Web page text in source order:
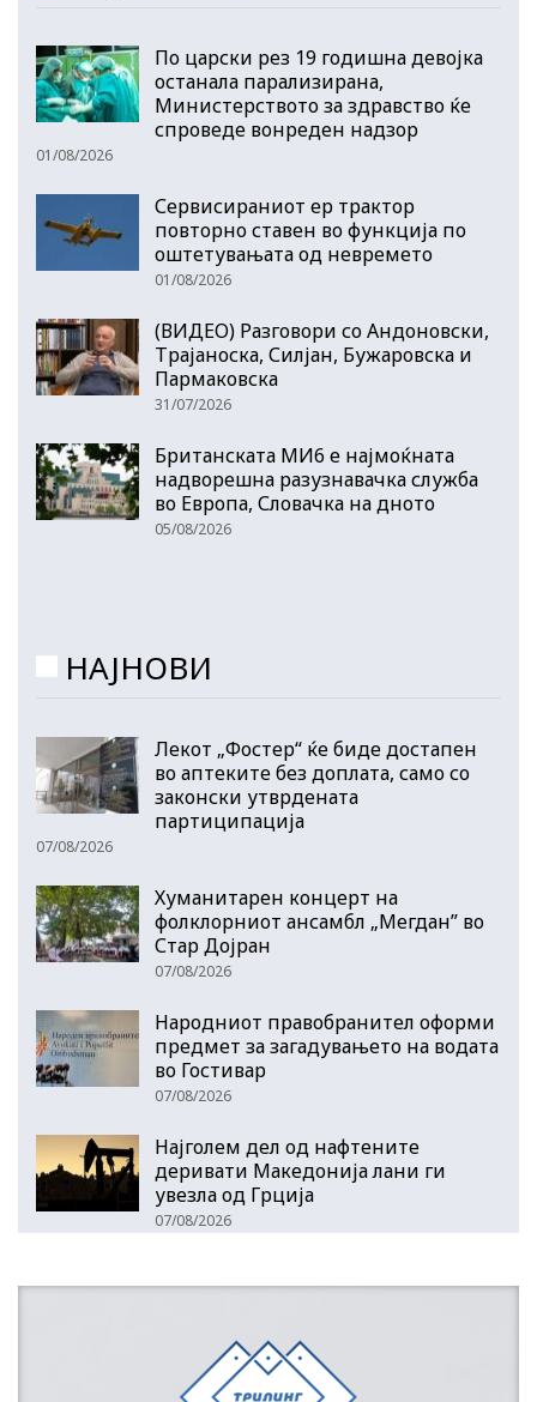
По царски рез 19 годишна девојка
останала парализирана,
Министерството за здравство ќе
спроведе вонреден надзор
01/08/2026
Сервисираниот ер трактор
повторно ставен во функција по
оштетувањата од невремето
01/08/2026
(ВИДЕО) Разговори со Андоновски,
Трајаноска, Силјан, Бужаровска и
Пармаковска
31/07/2026
Британската МИ6 е најмоќната
надворешна разузнавачка служба
во Европа, Словачка на дното
05/08/2026
НАЈНОВИ
Лекот „Фостер“ ќе биде достапен
во аптеките без доплата, само со
законски утврдената
партиципација
07/08/2026
Хуманитарен концерт на
фолклорниот ансамбл „Мегдан” во
Стар Дојран
07/08/2026
Народниот правобранител оформи
предмет за загадувањето на водата
во Гостивар
07/08/2026
Најголем дел од нафтените
деривати Македонија лани ги
увезла од Грција
07/08/2026